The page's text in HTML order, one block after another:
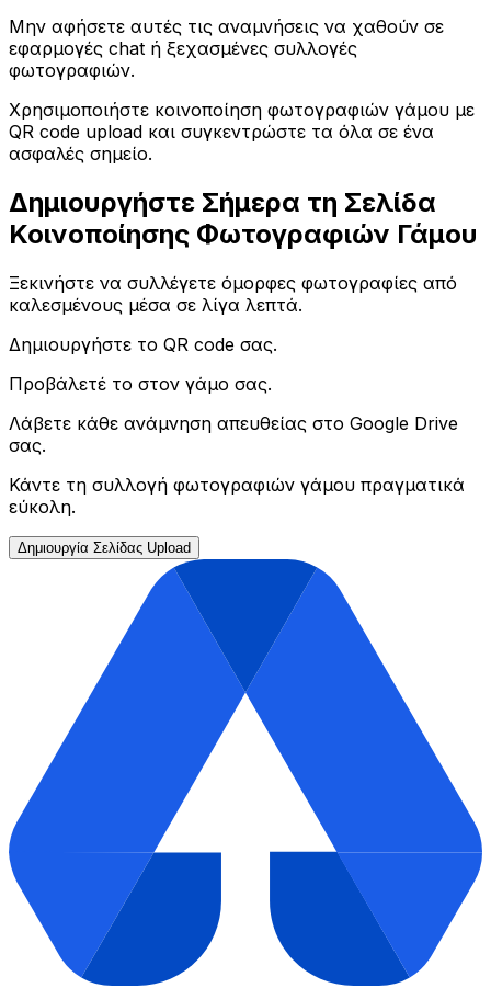
Μην αφήσετε αυτές τις αναμνήσεις να χαθούν σε
εφαρμογές chat ή ξεχασμένες συλλογές
φωτογραφιών.
Χρησιμοποιήστε κοινοποίηση φωτογραφιών γάμου με
QR code upload και συγκεντρώστε τα όλα σε ένα
ασφαλές σημείο.
Δημιουργήστε Σήμερα τη Σελίδα
Κοινοποίησης Φωτογραφιών Γάμου
Ξεκινήστε να συλλέγετε όμορφες φωτογραφίες από
καλεσμένους μέσα σε λίγα λεπτά.
Δημιουργήστε το QR code σας.
Προβάλετέ το στον γάμο σας.
Λάβετε κάθε ανάμνηση απευθείας στο Google Drive
σας.
Κάντε τη συλλογή φωτογραφιών γάμου πραγματικά
εύκολη.
Δημιουργία Σελίδας Upload